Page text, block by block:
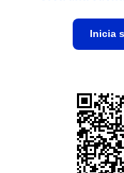
Inicia